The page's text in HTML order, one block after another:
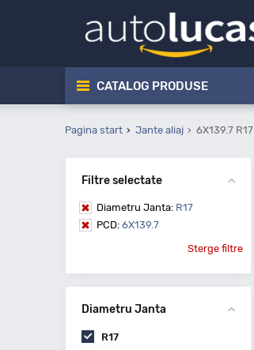
CATALOG PRODUSE
Pagina start Jante aliaj 6X139.7 R17
Filtre selectate
Diametru Janta: R17
PCD: 6X139.7
Sterge filtre
Diametru Janta
R17